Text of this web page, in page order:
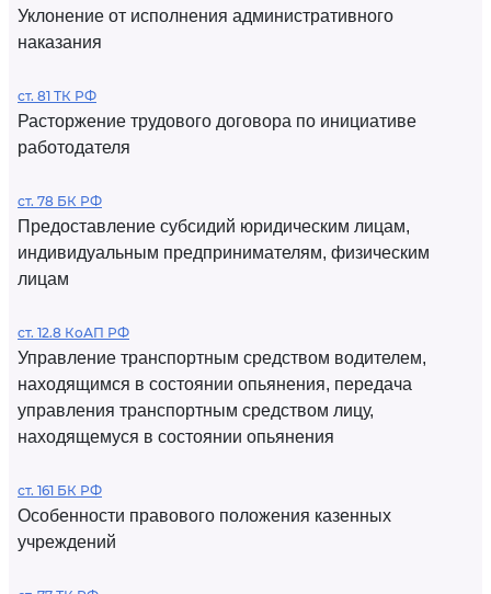
Уклонение от исполнения административного
наказания
ст. 81 ТК РФ
Расторжение трудового договора по инициативе
работодателя
ст. 78 БК РФ
Предоставление субсидий юридическим лицам,
индивидуальным предпринимателям, физическим
лицам
ст. 12.8 КоАП РФ
Управление транспортным средством водителем,
находящимся в состоянии опьянения, передача
управления транспортным средством лицу,
находящемуся в состоянии опьянения
ст. 161 БК РФ
Особенности правового положения казенных
учреждений